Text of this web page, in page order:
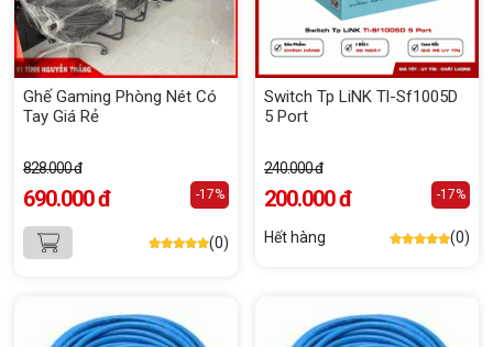
Ghế Gaming Phòng Nét Có
Tay Giá Rẻ
828.000 đ
690.000 đ -17%
(0)
Switch Tp LiNK Tl-Sf1005D
5 Port
240.000 đ
200.000 đ -17%
Hết hàng (0)